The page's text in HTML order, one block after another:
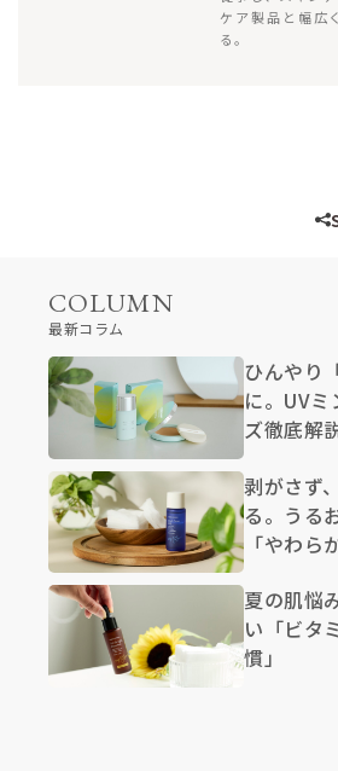
ケア製品と幅広
る。
COLUMN
最新コラム
ひんやり
に。UV
ズ徹底解
剥がさず
る。うる
「やわら
夏の肌悩
い「ビタ
慣」